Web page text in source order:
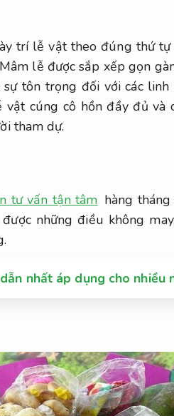
trí lễ vật theo đúng thứ
Mâm lễ được sắp xếp gọn
tôn trọng đối với các linh
cúng cô hồn đầy đủ
tham dự.
tư vấn tận tâm hàng
những điều không
nhất áp dụng cho nhiều